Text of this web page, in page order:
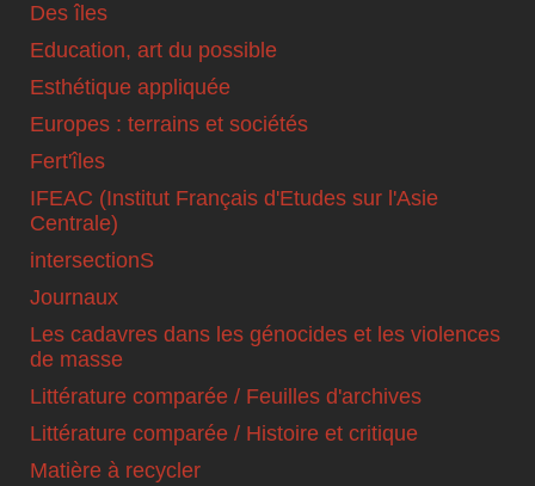
Des îles
Education, art du possible
Esthétique appliquée
Europes : terrains et sociétés
Fert'îles
IFEAC (Institut Français d'Etudes sur l'Asie
Centrale)
intersectionS
Journaux
Les cadavres dans les génocides et les violences
de masse
Littérature comparée / Feuilles d'archives
Littérature comparée / Histoire et critique
Matière à recycler